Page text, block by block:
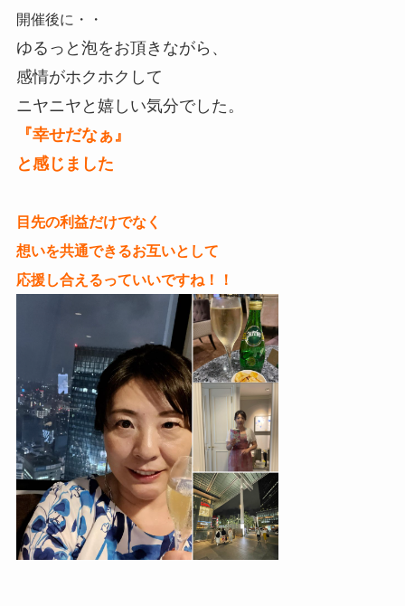
開催後に・・
ゆるっと泡をお頂きながら、
感情がホクホクして
ニヤニヤと嬉しい気分でした。
『幸せだなぁ』
と感じました
目先の利益だけでなく
想いを共通できるお互いとして
応援し合えるっていいですね！！